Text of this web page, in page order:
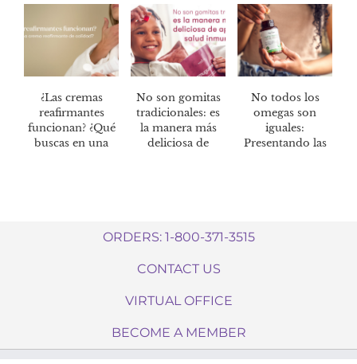
¿Las cremas
reafirmantes
funcionan? ¿Qué
buscas en una
No son gomitas
tradicionales: es
la manera más
deliciosa de
No todos los
omegas son
iguales:
Presentando las
ORDERS: 1-800-371-3515
CONTACT US
VIRTUAL OFFICE
BECOME A MEMBER